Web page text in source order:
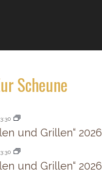
Scheune
und Grillen“ 2026
und Grillen“ 2026